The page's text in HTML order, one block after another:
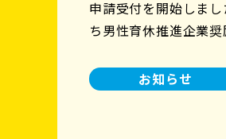
申請受付を開始しまし
ち男性育休推進企業奨
お知らせ